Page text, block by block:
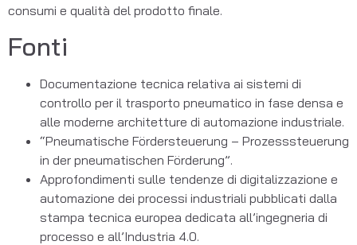
consumi e qualità del prodotto finale.
Fonti
Documentazione tecnica relativa ai sistemi di
controllo per il trasporto pneumatico in fase densa e
alle moderne architetture di automazione industriale.
“Pneumatische Fördersteuerung – Prozesssteuerung
in der pneumatischen Förderung”.
Approfondimenti sulle tendenze di digitalizzazione e
automazione dei processi industriali pubblicati dalla
stampa tecnica europea dedicata all’ingegneria di
processo e all’Industria 4.0.